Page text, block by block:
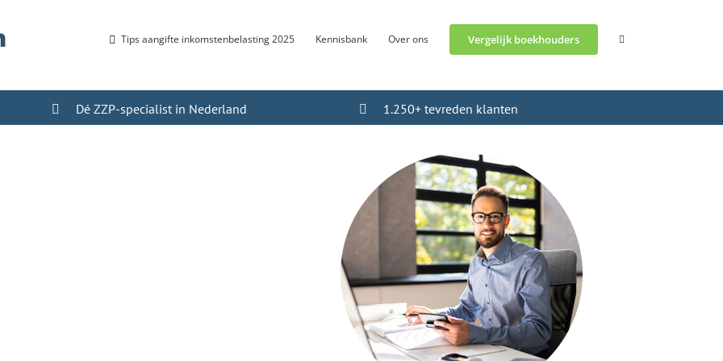
Tips aangifte inkomstenbelasting 2025 Kennisbank Over ons Vergelijk boekhouders
Dé ZZP-specialist in Nederland 1.250+ tevreden klanten